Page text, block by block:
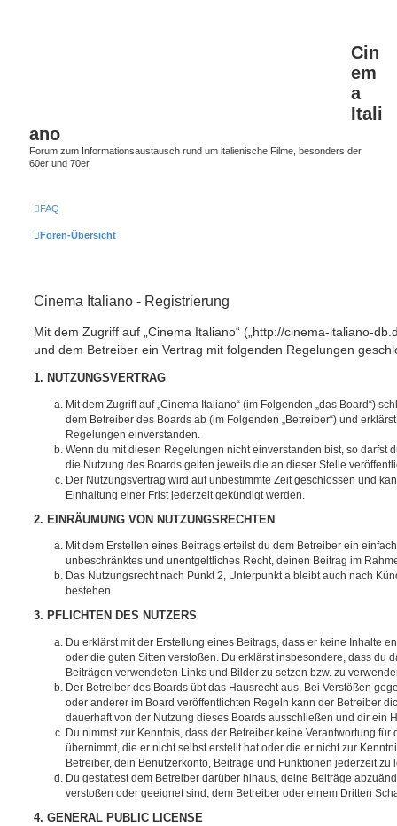
Cin
em
a
Itali
ano
Forum zum Informationsaustausch rund um italienische Filme, besonders der
60er und 70er.
FAQ
Foren-Übersicht
Cinema Italiano - Registrierung
Mit dem Zugriff auf „Cinema Italiano“ („http://cinema-italiano-
und dem Betreiber ein Vertrag mit folgenden Regelungen
1. NUTZUNGSVERTRAG
Mit dem Zugriff auf „Cinema Italiano“ (im Folgenden „das Board“)
dem Betreiber des Boards ab (im Folgenden „Betreiber“) und
Regelungen einverstanden.
Wenn du mit diesen Regelungen nicht einverstanden bist, so darfst
die Nutzung des Boards gelten jeweils die an dieser Stelle
Der Nutzungsvertrag wird auf unbestimmte Zeit geschlossen und
Einhaltung einer Frist jederzeit gekündigt werden.
2. EINRÄUMUNG VON NUTZUNGSRECHTEN
Mit dem Erstellen eines Beitrags erteilst du dem Betreiber ein
unbeschränktes und unentgeltliches Recht, deinen Beitrag im
Das Nutzungsrecht nach Punkt 2, Unterpunkt a bleibt auch nach
bestehen.
3. PFLICHTEN DES NUTZERS
Du erklärst mit der Erstellung eines Beitrags, dass er keine Inhalte
oder die guten Sitten verstoßen. Du erklärst insbesondere, dass du
Beiträgen verwendeten Links und Bilder zu setzen bzw. zu
Der Betreiber des Boards übt das Hausrecht aus. Bei Verstößen
oder anderer im Board veröffentlichten Regeln kann der Betreiber
dauerhaft von der Nutzung dieses Boards ausschließen und dir ein
Du nimmst zur Kenntnis, dass der Betreiber keine Verantwortung für
übernimmt, die er nicht selbst erstellt hat oder die er nicht zur
Betreiber, dein Benutzerkonto, Beiträge und Funktionen jederzeit zu
Du gestattest dem Betreiber darüber hinaus, deine Beiträge
verstoßen oder geeignet sind, dem Betreiber oder einem Dritten
4. GENERAL PUBLIC LICENSE